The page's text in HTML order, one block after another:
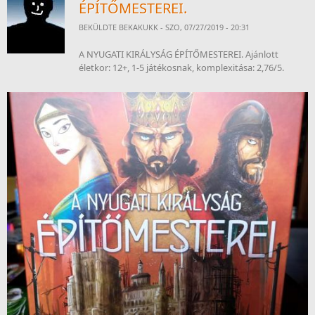
ÉPÍTŐMESTEREI.
BEKÜLDTE BEKAKUKK - SZO, 07/27/2019 - 20:31
A NYUGATI KIRÁLYSÁG ÉPÍTŐMESTEREI. Ajánlott
életkor: 12+, 1-5 játékosnak, komplexitása: 2,76/5.